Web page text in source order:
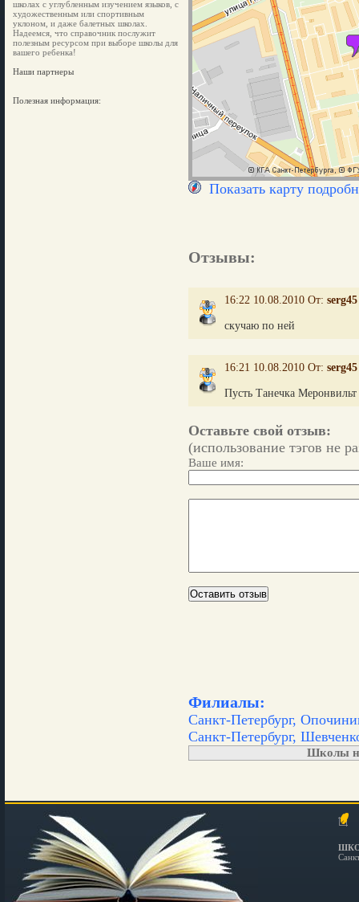
школах с углубленным изучением языков, с
художественным или спортивным
уклоном, и даже балетных школах.
Надеемся, что справочник послужит
полезным ресурсом при выборе школы для
вашего ребенка!
Наши партнеры
Полезная информация:
Показать карту
Отзывы:
16:22 10.08.2010 От: serg45
скучаю по ней
16:21 10.08.2010 От: serg45
Пусть Танечка
Оставьте свой отзыв:
(использование тэгов не
Ваше имя:
Филиалы:
Санкт-Петербург,
Санкт-Петербург,
Школы